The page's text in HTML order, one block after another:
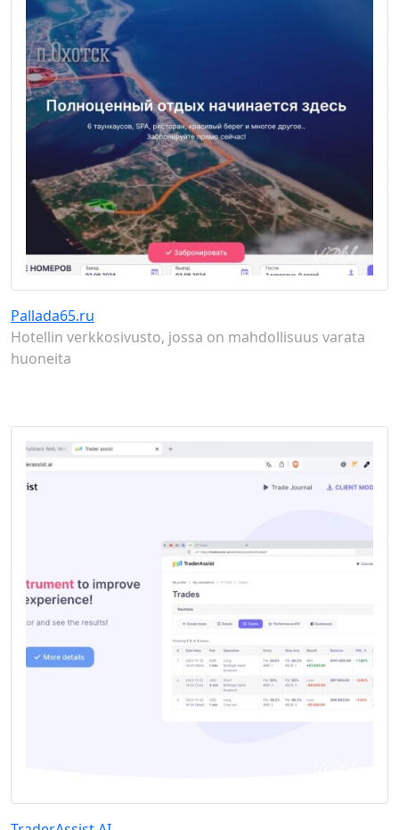
Pallada65.ru
Hotellin verkkosivusto, jossa on mahdollisuus varata
huoneita